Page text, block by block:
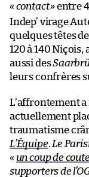
« contact»entre
Indep’ virage
quelques têtes
120 à 140
aussi des
leurs confrères
L’affrontement a
actuellement
traumatisme
L’Équipe. Le
«un coup de
supporters de